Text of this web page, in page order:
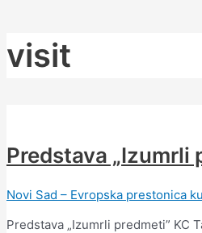
садржај
visit
Predstava „Izumrli
Novi Sad – Evropska prestonica
Predstava „Izumrli predmeti” KC
predmeti”
i
lisica
i
lisica
i
lisica
i
lisica
grožđa
2023
i
lisica
Litvanci
kraj
grožđa
2022
@CK13